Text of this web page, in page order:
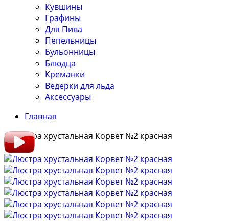
Кувшины
Графины
Для Пива
Пепельницы
Бульонницы
Блюдца
Креманки
Ведерки для льда
Аксессуары
Главная